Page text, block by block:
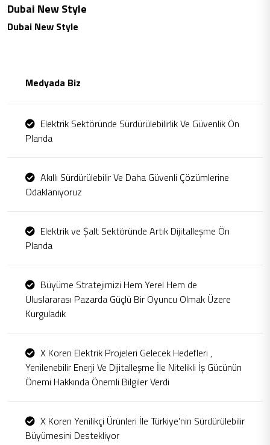
Dubai New Style
Dubai New Style
Medyada Biz
Elektrik Sektöründe Sürdürülebilirlik Ve Güvenlik Ön
Planda
Akıllı Sürdürülebilir Ve Daha Güvenli Çözümlerine
Odaklanıyoruz
Elektrik ve Şalt Sektöründe Artık Dijitalleşme Ön
Planda
Büyüme Stratejimizi Hem Yerel Hem de
Uluslararası Pazarda Güçlü Bir Oyuncu Olmak Üzere
Kurguladık
X Koren Elektrik Projeleri Gelecek Hedefleri ,
Yenilenebilir Enerji Ve Dijitalleşme İle Nitelikli İş Gücünün
Önemi Hakkında Önemli Bilgiler Verdi
X Koren Yenilikçi Ürünleri İle Türkiye'nin Sürdürülebilir
Büyümesini Destekliyor